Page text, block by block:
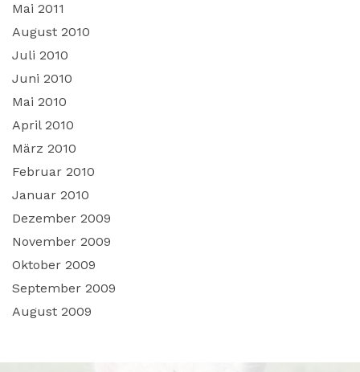
Mai 2011
August 2010
Juli 2010
Juni 2010
Mai 2010
April 2010
März 2010
Februar 2010
Januar 2010
Dezember 2009
November 2009
Oktober 2009
September 2009
August 2009